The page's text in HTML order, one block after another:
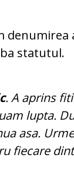
denumirea
statutul.
. A aprins
lupta.
asa.
fiecare